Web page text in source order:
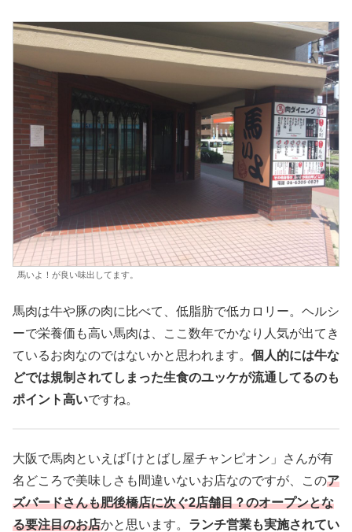
馬いよ！が良い味出してます。
馬肉は牛や豚の肉に比べて、低脂肪で低カロリー。ヘルシ
ーで栄養価も高い馬肉は、ここ数年でかなり人気が出てき
ているお肉なのではないかと思われます。 個人的には牛な
どでは規制されてしまった生食のユッケが流通してるのも
ポイント高いですね。
大阪で馬肉といえば｢けとばし屋チャンピオン」さんが有
名どころで美味しさも間違いないお店なのですが、このア
ズバードさんも肥後橋店に次ぐ2店舗目？のオープンとな
る要注目のお店かと思います。 ランチ営業も実施されてい